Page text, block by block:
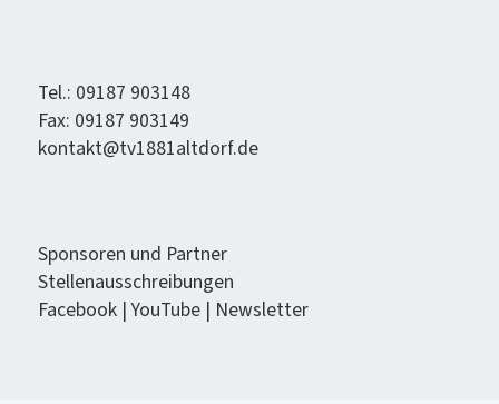
Tel.: 09187 903148
Fax: 09187 903149
kontakt@tv1881altdorf.de
Spon­soren und Partner
Stel­lenauss­chrei­bun­gen
Face­book|YouTube| Newslet­ter